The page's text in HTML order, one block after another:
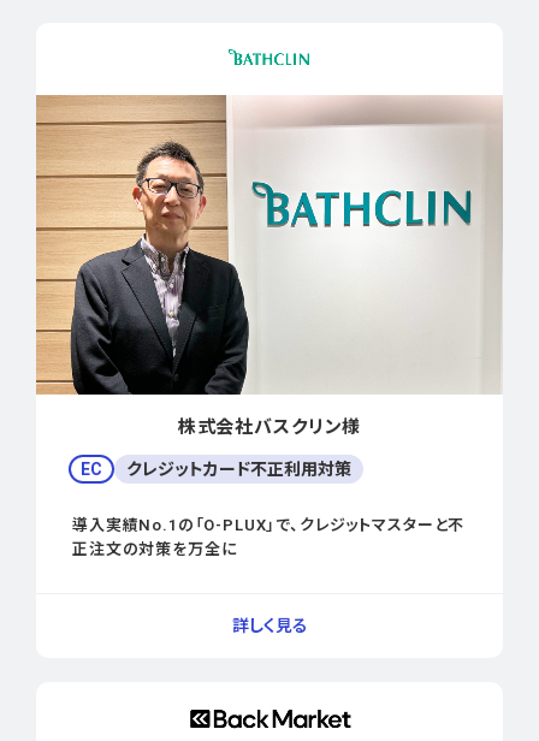
株式会社バスクリン様
EC クレジットカード不正利用対策
導入実績No.1の「O-PLUX」で、クレジットマスターと不
正注文の対策を万全に